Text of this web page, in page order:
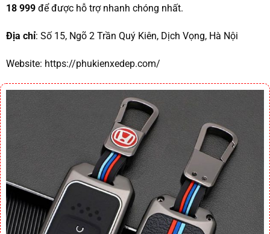
18 999để được hỗ trợ nhanh chóng nhất.
Địa chỉ: Số 15, Ngõ 2 Trần Quý Kiên, Dịch Vọng, Hà Nội
Website: https://phukienxedep.com/